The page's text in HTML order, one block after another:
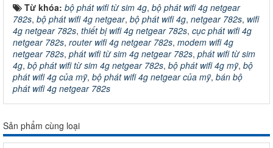
Từ khóa: bộ phát wifi từ sim 4g, bộ phát wifi 4g netgear
782s, bộ phát wifi 4g netgear, bộ phát wifi 4g, netgear 782s, wifi
4g netgear 782s, thiết bị wifi 4g netgear 782s, cục phát wifi 4g
netgear 782s, router wifi 4g netgear 782s, modem wifi 4g
netgear 782s, phát wifi từ sim 4g netgear 782s, phát wifi từ sim
4g, bộ phát wifi từ sim 4g netgear 782s, bộ phát wifi 4g mỹ, bộ
phát wifi 4g của mỹ, bộ phát wifi 4g netgear của mỹ, bán bộ
phát wifi 4g netgear 782s
Sản phẩm cùng loại